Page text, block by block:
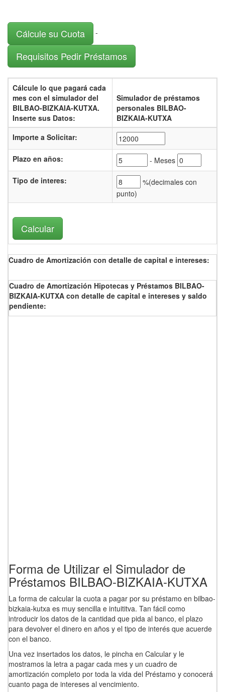
Cálcule su Cuota -
Requisitos Pedir Préstamos
Cálcule lo que pagará cada
mes con el simulador del
BILBAO-BIZKAIA-KUTXA.
Inserte sus Datos:
Simulador de préstamos
personales BILBAO-
BIZKAIA-KUTXA
Importe a Solicitar:
Plazo en años:
- Meses
Tipo de interes: %(decimales con
punto)
Cuadro de Amortización con detalle de capital e intereses:
Cuadro de Amortización Hipotecas y Préstamos BILBAO-
BIZKAIA-KUTXA con detalle de capital e intereses y saldo
pendiente:
Forma de Utilizar el Simulador de
Préstamos BILBAO-BIZKAIA-KUTXA
La forma de calcular la cuota a pagar por su préstamo en bilbao-
bizkaia-kutxa es muy sencilla e intuititva. Tan fácil como
introducir los datos de la cantidad que pida al banco, el plazo
para devolver el dinero en años y el tipo de interés que acuerde
con el banco.
Una vez insertados los datos, le pincha en Calcular y le
mostramos la letra a pagar cada mes y un cuadro de
amortización completo por toda la vida del Préstamo y conocerá
cuanto paga de intereses al vencimiento.